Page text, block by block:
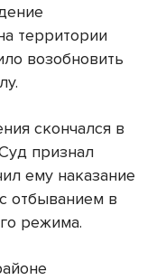
территории
возобновить
скончался в
признал
ему наказание
отбыванием в
режима.